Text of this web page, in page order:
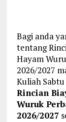
Bagi anda
tentang
Hayam
2026/2027
Kuliah
Rincian
Wuruk
2026/2027